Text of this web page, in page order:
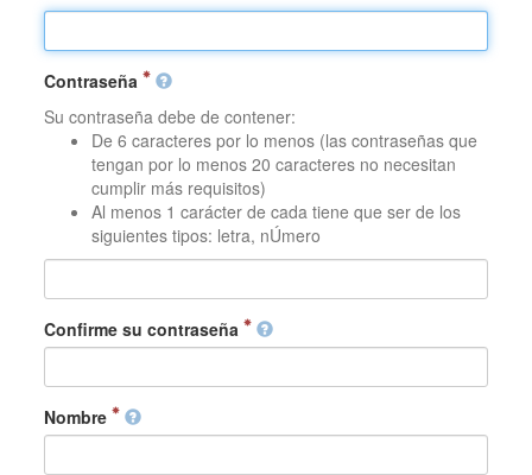
Contraseña
Su contraseña debe de contener:
De 6 caracteres por lo menos (las contraseñas que
tengan por lo menos 20 caracteres no necesitan
cumplir más requisitos)
Al menos 1 carácter de cada tiene que ser de los
siguientes tipos: letra, nÚmero
Confirme su contraseña
Nombre